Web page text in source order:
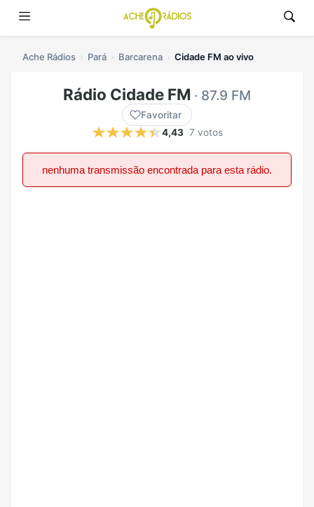
Ache Rádios Pará Barcarena Cidade FM ao vivo
Rádio Cidade FM · 87.9 FM
Favoritar
4,43 7 votos
nenhuma transmissão encontrada para esta rádio.